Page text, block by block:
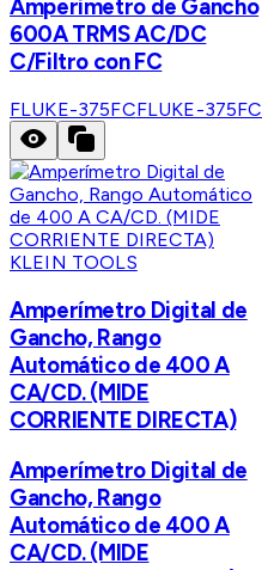
Amperímetro de Gancho
600A TRMS AC/DC
C/Filtro con FC
FLUKE-375FCFLUKE-375FC
KLEIN TOOLS
Amperímetro Digital de
Gancho, Rango
Automático de 400 A
CA/CD. (MIDE
CORRIENTE DIRECTA)
Amperímetro Digital de
Gancho, Rango
Automático de 400 A
CA/CD. (MIDE